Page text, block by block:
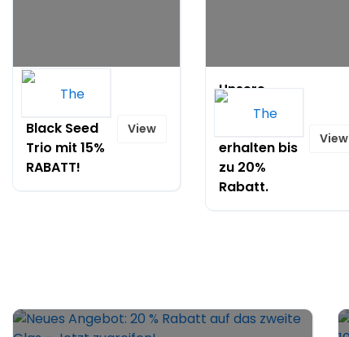
Einführung
Black Seed
Trio mit 15%
RABATT!
View
Unsere
größten
erhalten bis
zu 20%
Rabatt.
View